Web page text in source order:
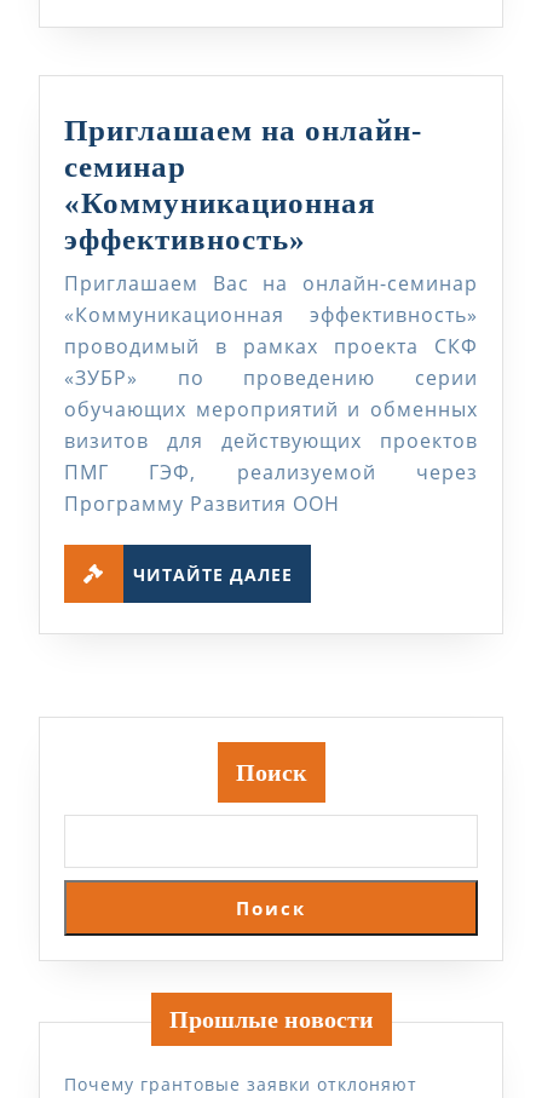
Приглашаем на онлайн-
семинар
«Коммуникационная
эффективность»
на
онлайн-
семинар
Приглашаем Вас на онлайн-семинар
«Коммуникационная эффективность»
проводимый в рамках проекта СКФ
«ЗУБР» по проведению серии
обучающих мероприятий и обменных
визитов для действующих проектов
ПМГ ГЭФ, реализуемой через
Программу Развития ООН
ЧИТАЙТЕ ДАЛЕЕ
Поиск
Поиск
Прошлые новости
Почему грантовые заявки отклоняют